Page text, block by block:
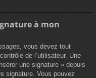
à mon
vous devez tout
de l’utilisateur. Une
une signature » depuis
signature. Vous pouvez